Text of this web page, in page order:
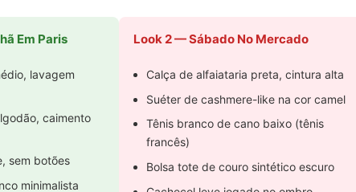
Em Paris
lavagem
caimento
sem botões
minimalista
Look 2 — Sábado No Mercado
Calça de alfaiataria preta, cintura alta
Suéter de cashmere-like na cor camel
Tênis branco de cano baixo (tênis
francês)
Bolsa tote de couro sintético escuro